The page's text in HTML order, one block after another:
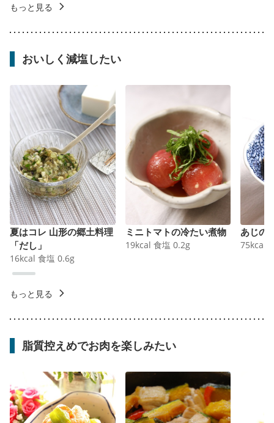
もっと見る
おいしく減塩したい
夏はコレ 山形の郷土料理
「だし」
16kcal 食塩 0.6g
ミニトマトの冷たい煮物
19kcal 食塩 0.2g
あじの
75kcal
もっと見る
脂質控えめでお肉を楽しみたい